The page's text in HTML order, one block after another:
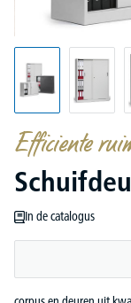
Efficiente
In de catalogus